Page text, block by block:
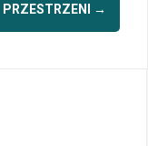
PRZESTRZENI
→